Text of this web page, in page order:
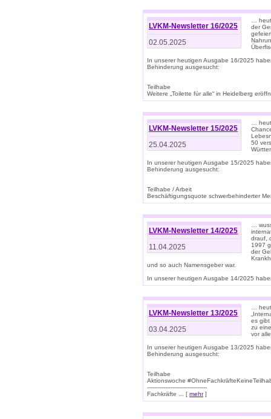
LVKM-Newsletter 16/2025
02.05.2025
…
der
In unserer heutigen Ausgabe 16/2025
Behinderung ausgesucht:
Teilhabe
Weitere „Toilette für alle“ in Heidelberg
LVKM-Newsletter 15/2025
25.04.2025
…
50
In unserer heutigen Ausgabe 15/2025
Behinderung ausgesucht:
Teilhabe / Arbeit
Beschäftigungsquote schwerbehinderter
LVKM-Newsletter 14/2025
11.04.2025
…
drauf,
1997
der
und so auch Namensgeber war.
In unserer heutigen Ausgabe 14/2025
LVKM-Newsletter 13/2025
03.04.2025
…
es gibt
zu
vor
In unserer heutigen Ausgabe 13/2025
Behinderung ausgesucht:
Teilhabe
Aktionswoche
---------------------------------
Fachkräfte ... [ mehr]